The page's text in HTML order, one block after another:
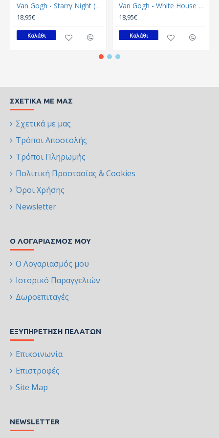
Van Gogh - Starry Night (Καμβάς)
18,95€
Καλάθι
Van Gogh - White House at Night (Καμβάς)
18,95€
Καλάθι
ΣΧΕΤΙΚΆ ΜΕ ΜΑΣ
Σχετικά με μας
Τρόποι Αποστολής
Τρόποι Πληρωμής
Πολιτική Προστασίας & Cookies
Όροι Χρήσης
Newsletter
Ο ΛΟΓΑΡΙΑΣΜΌΣ ΜΟΥ
Ο Λογαριασμός μου
Ιστορικό Παραγγελιών
Δωροεπιταγές
ΕΞΥΠΗΡΈΤΗΣΗ ΠΕΛΑΤΏΝ
Επικοινωνία
Επιστροφές
Site Map
NEWSLETTER